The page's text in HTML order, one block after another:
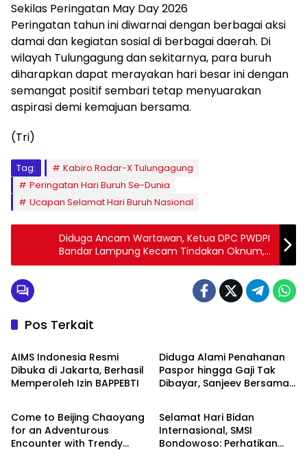
​Sekilas Peringatan May Day 2026
​Peringatan tahun ini diwarnai dengan berbagai aksi
damai dan kegiatan sosial di berbagai daerah. Di
wilayah Tulungagung dan sekitarnya, para buruh
diharapkan dapat merayakan hari besar ini dengan
semangat positif sembari tetap menyuarakan
aspirasi demi kemajuan bersama.
(Tri)
Tag:
Kabiro Radar-X Tulungagung
Peringatan Hari Buruh Se-Dunia
Ucapan Selamat Hari Buruh Nasional
Diduga Ancam Wartawan, Ketua DPC PWDPI
Bandar Lampung Kecam Tindakan Oknum,
Kadis PSDA
Pos Terkait
Agro Bisnis
AIMS Indonesia Resmi
Dibuka di Jakarta, Berhasil
Memperoleh Izin BAPPEBTI
Diduga Alami Penahanan
Paspor hingga Gaji Tak
Dibayar, Sanjeev Bersama
Internasional
Come to Beijing Chaoyang
for an Adventurous
Encounter with Trendy
Internasional
Selamat Hari Bidan
Internasional, SMSI
Bondowoso: Perhatikan
Agro Bisnis Berita